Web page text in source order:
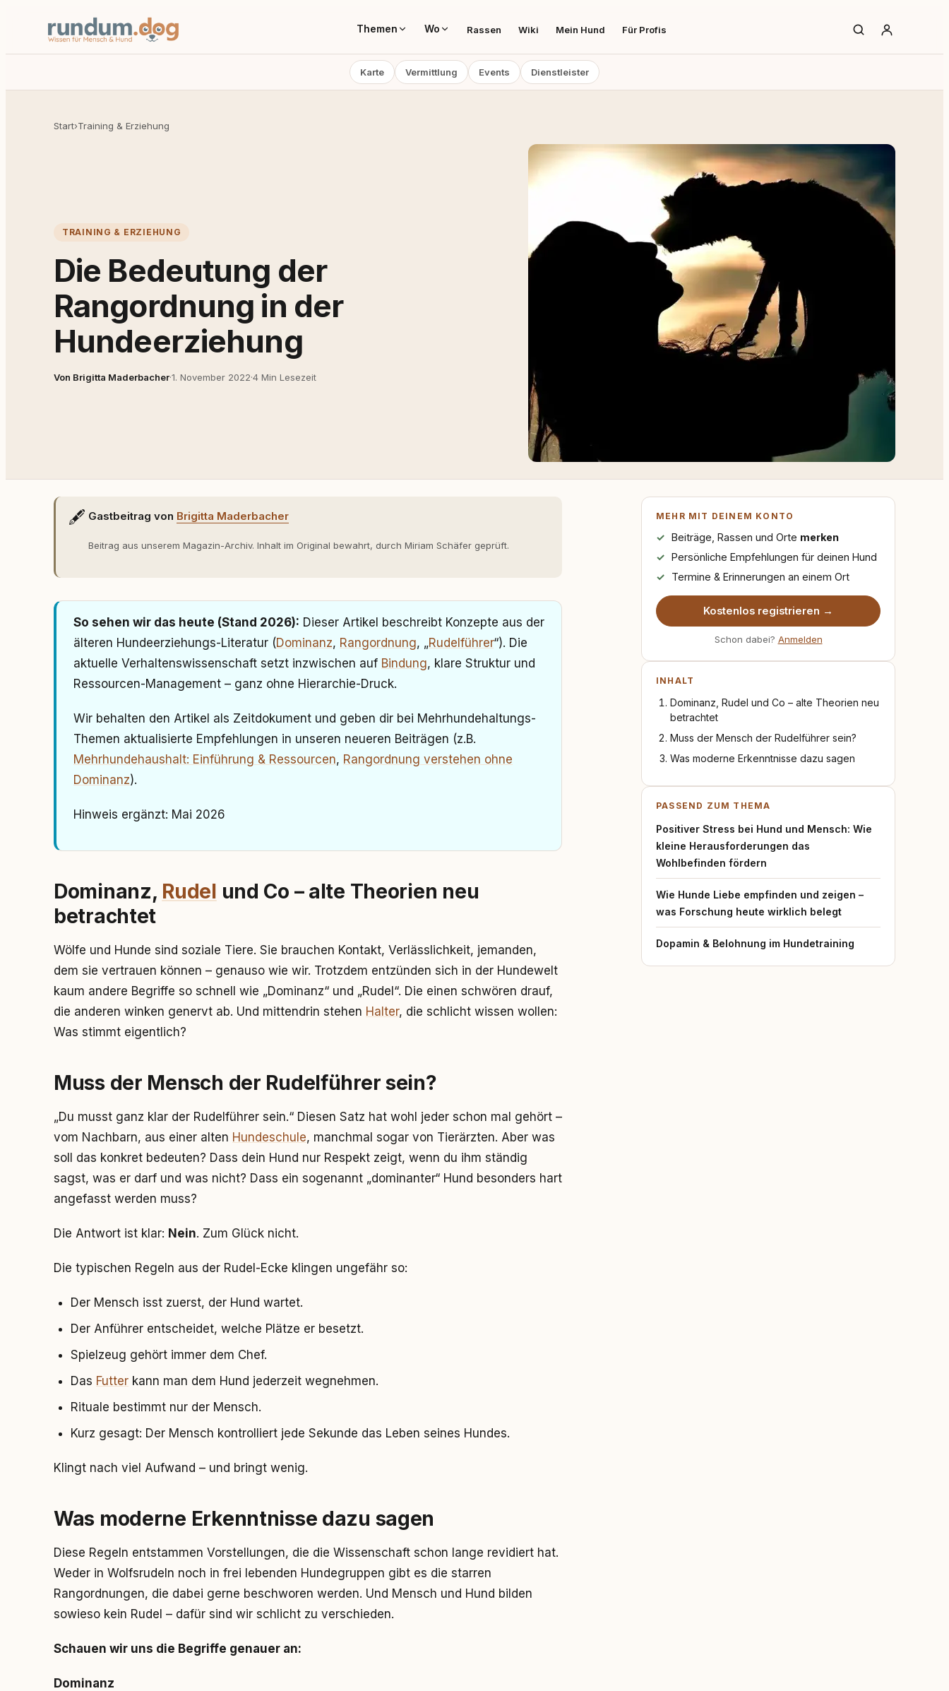
Themen Wo Rassen Wiki Mein Hund Für Profis
Karte Vermittlung Events Dienstleister
Start›Training & Erziehung
TRAINING & ERZIEHUNG
Die Bedeutung der
Rangordnung in der
Hundeerziehung
Von Brigitta Maderbacher·1. November 2022·4 Min Lesezeit
🖋️ Gastbeitrag von Brigitta Maderbacher
Beitrag aus unserem Magazin-Archiv. Inhalt im Original bewahrt, durch Miriam Schäfer geprüft.
So sehen wir das heute (Stand 2026): Dieser Artikel beschreibt Konzepte aus der
älteren Hundeerziehungs-Literatur (Dominanz, Rangordnung, „Rudelführer“). Die
aktuelle Verhaltenswissenschaft setzt inzwischen auf Bindung, klare Struktur und
Ressourcen-Management – ganz ohne Hierarchie-Druck.
Wir behalten den Artikel als Zeitdokument und geben dir bei Mehrhundehaltungs-
Themen aktualisierte Empfehlungen in unseren neueren Beiträgen (z.B.
Mehrhundehaushalt: Einführung & Ressourcen, Rangordnung verstehen ohne
Dominanz).
Hinweis ergänzt: Mai 2026
Dominanz, Rudel und Co – alte Theorien neu
betrachtet
Wölfe und Hunde sind soziale Tiere. Sie brauchen Kontakt, Verlässlichkeit, jemanden,
dem sie vertrauen können – genauso wie wir. Trotzdem entzünden sich in der Hundewelt
kaum andere Begriffe so schnell wie „Dominanz“ und „Rudel“. Die einen schwören drauf,
die anderen winken genervt ab. Und mittendrin stehen Halter, die schlicht wissen wollen:
Was stimmt eigentlich?
Muss der Mensch der Rudelführer sein?
„Du musst ganz klar der Rudelführer sein.“ Diesen Satz hat wohl jeder schon mal gehört –
vom Nachbarn, aus einer alten Hundeschule, manchmal sogar von Tierärzten. Aber was
soll das konkret bedeuten? Dass dein Hund nur Respekt zeigt, wenn du ihm ständig
sagst, was er darf und was nicht? Dass ein sogenannt „dominanter“ Hund besonders hart
angefasst werden muss?
Die Antwort ist klar: Nein. Zum Glück nicht.
Die typischen Regeln aus der Rudel-Ecke klingen ungefähr so:
Der Mensch isst zuerst, der Hund wartet.
Der Anführer entscheidet, welche Plätze er besetzt.
Spielzeug gehört immer dem Chef.
Das Futter kann man dem Hund jederzeit wegnehmen.
Rituale bestimmt nur der Mensch.
Kurz gesagt: Der Mensch kontrolliert jede Sekunde das Leben seines Hundes.
Klingt nach viel Aufwand – und bringt wenig.
Was moderne Erkenntnisse dazu sagen
Diese Regeln entstammen Vorstellungen, die die Wissenschaft schon lange revidiert hat.
Weder in Wolfsrudeln noch in frei lebenden Hundegruppen gibt es die starren
Rangordnungen, die dabei gerne beschworen werden. Und Mensch und Hund bilden
sowieso kein Rudel – dafür sind wir schlicht zu verschieden.
Schauen wir uns die Begriffe genauer an:
Dominanz
MEHR MIT DEINEM KONTO
Beiträge, Rassen und Orte merken
Persönliche Empfehlungen für deinen Hund
Termine & Erinnerungen an einem Ort
Kostenlos registrieren →
Schon dabei? Anmelden
INHALT
Dominanz, Rudel und Co – alte Theorien neu
betrachtet
Muss der Mensch der Rudelführer sein?
Was moderne Erkenntnisse dazu sagen
PASSEND ZUM THEMA
Positiver Stress bei Hund und Mensch: Wie
kleine Herausforderungen das
Wohlbefinden fördern
Wie Hunde Liebe empfinden und zeigen –
was Forschung heute wirklich belegt
Dopamin & Belohnung im Hundetraining